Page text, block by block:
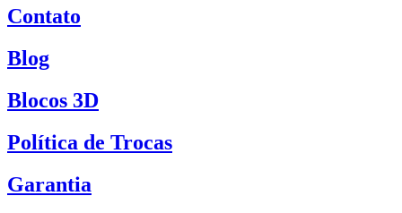
Contato
Blog
Blocos 3D
Política de Trocas
Garantia